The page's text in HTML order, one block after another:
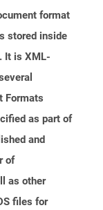
format
stored inside
It is XML-
Formats
as part of
and
of
as other
files for